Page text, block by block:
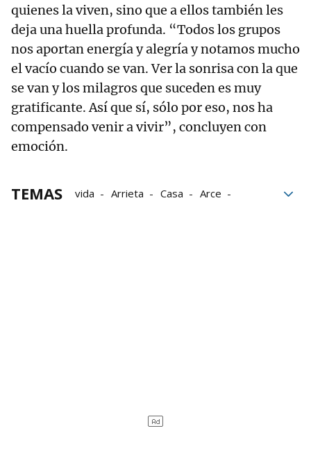
quienes la viven, sino que a ellos también les
deja una huella profunda. “Todos los grupos
nos aportan energía y alegría y notamos mucho
el vacío cuando se van. Ver la sonrisa con la que
se van y los milagros que suceden es muy
gratificante. Así que sí, sólo por eso, nos ha
compensado venir a vivir”, concluyen con
emoción.
TEMAS vida Arrieta Casa
Arce